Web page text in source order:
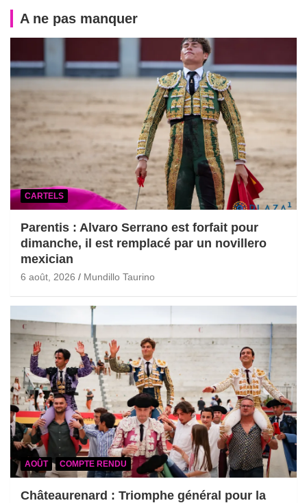
A ne pas manquer
CARTELS
Parentis : Alvaro Serrano est forfait pour
dimanche, il est remplacé par un novillero
mexician
6 août, 2026 Mundillo Taurino
AOÛT COMPTE RENDU
Châteaurenard : Triomphe général pour la